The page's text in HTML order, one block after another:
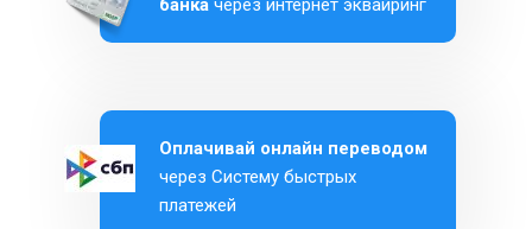
Оплачивай онлайн переводом
через Систему быстрых
платежей